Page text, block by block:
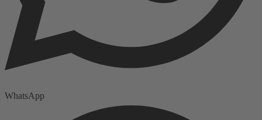
WhatsApp